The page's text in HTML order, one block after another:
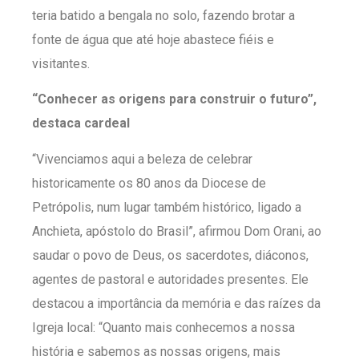
teria batido a bengala no solo, fazendo brotar a
fonte de água que até hoje abastece fiéis e
visitantes.
“Conhecer as origens para construir o futuro”,
destaca cardeal
“Vivenciamos aqui a beleza de celebrar
historicamente os 80 anos da Diocese de
Petrópolis, num lugar também histórico, ligado a
Anchieta, apóstolo do Brasil”, afirmou Dom Orani, ao
saudar o povo de Deus, os sacerdotes, diáconos,
agentes de pastoral e autoridades presentes. Ele
destacou a importância da memória e das raízes da
Igreja local: “Quanto mais conhecemos a nossa
história e sabemos as nossas origens, mais